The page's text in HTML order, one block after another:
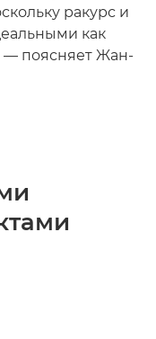
ракурс и
как
— поясняет Жан-